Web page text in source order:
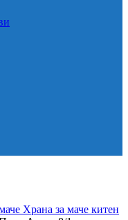
Храна за маче китен